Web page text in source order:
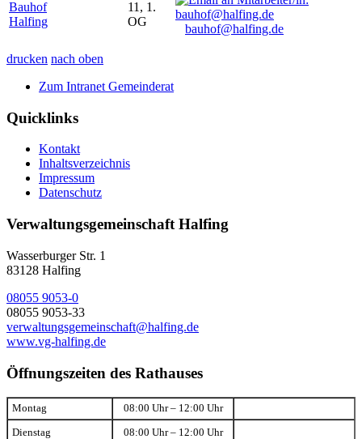
Bauhof
Halfing
11, 1.
OG
bauhof@halfing.de
drucken nach oben
Zum Intranet Gemeinderat
Quicklinks
Kontakt
Inhaltsverzeichnis
Impressum
Datenschutz
Verwaltungsgemeinschaft Halfing
Wasserburger Str. 1
83128 Halfing
08055 9053-0
08055 9053-33
verwaltungsgemeinschaft@halfing.de
www.vg-halfing.de
Öffnungszeiten des Rathauses
Montag 08:00 Uhr – 12:00 Uhr
Dienstag 08:00 Uhr – 12:00 Uhr